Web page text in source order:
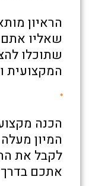
הראיון
שאליו אתם
שתוכלו
המקצועית
הכנה
המיון
לקבל את
אתכם